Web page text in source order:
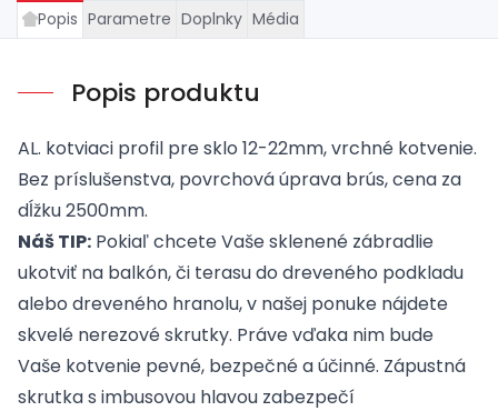
Popis Parametre Doplnky Média
Popis produktu
AL. kotviaci profil pre sklo 12-22mm, vrchné kotvenie.
Bez príslušenstva, povrchová úprava brús, cena za
dĺžku 2500mm.
Náš TIP: Pokiaľ chcete Vaše sklenené zábradlie
ukotviť na balkón, či terasu do dreveného podkladu
alebo dreveného hranolu, v našej ponuke nájdete
skvelé nerezové skrutky. Práve vďaka nim bude
Vaše kotvenie pevné, bezpečné a účinné. Zápustná
skrutka s imbusovou hlavou zabezpečí